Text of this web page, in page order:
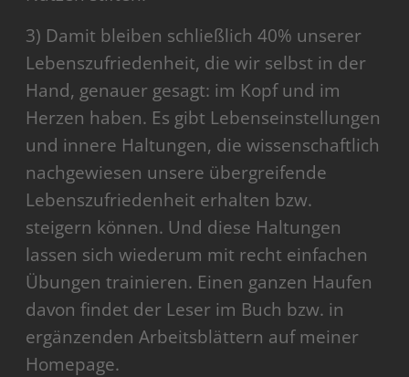
3) Damit bleiben schließlich 40% unserer
Lebenszufriedenheit, die wir selbst in der
Hand, genauer gesagt: im Kopf und im
Herzen haben. Es gibt Lebenseinstellungen
und innere Haltungen, die wissenschaftlich
nachgewiesen unsere übergreifende
Lebenszufriedenheit erhalten bzw.
steigern können. Und diese Haltungen
lassen sich wiederum mit recht einfachen
Übungen trainieren. Einen ganzen Haufen
davon findet der Leser im Buch bzw. in
ergänzenden Arbeitsblättern auf meiner
Homepage.